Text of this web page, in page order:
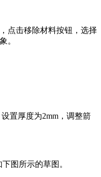
点击移除材料按钮，选择
。
置厚度为2mm，调整箭
图所示的草图。